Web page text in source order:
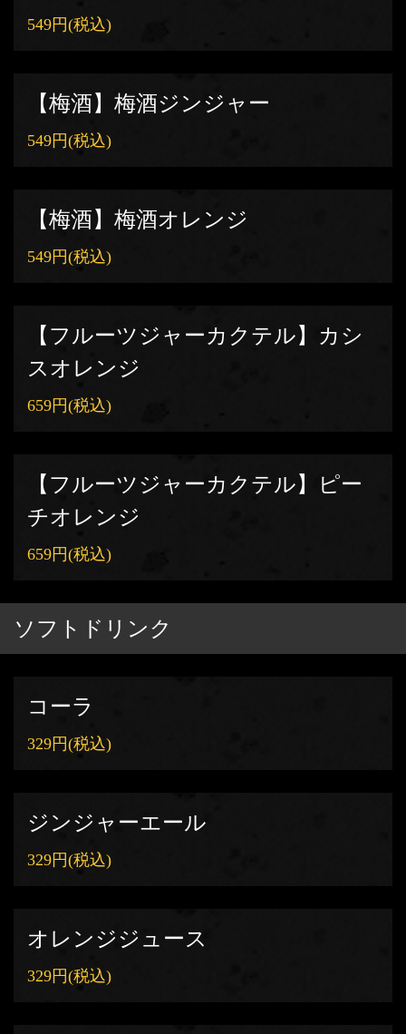
549円(税込)
【梅酒】梅酒ジンジャー
549円(税込)
【梅酒】梅酒オレンジ
549円(税込)
【フルーツジャーカクテル】カシ
スオレンジ
659円(税込)
【フルーツジャーカクテル】ピー
チオレンジ
659円(税込)
ソフトドリンク
コーラ
329円(税込)
ジンジャーエール
329円(税込)
オレンジジュース
329円(税込)